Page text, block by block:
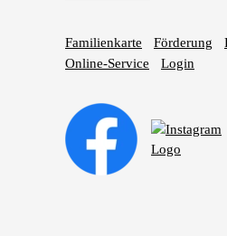
Familienkarte Förderung
Online-Service
Login